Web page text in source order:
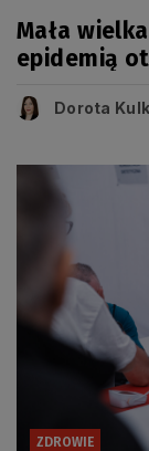
Mała
epidemią
Dorota
ZDROWIE